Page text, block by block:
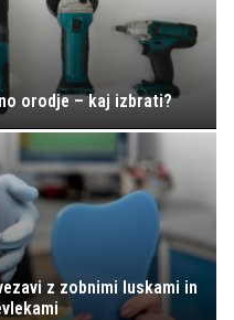
orodje – kaj izbrati?
z zobnimi luskami in